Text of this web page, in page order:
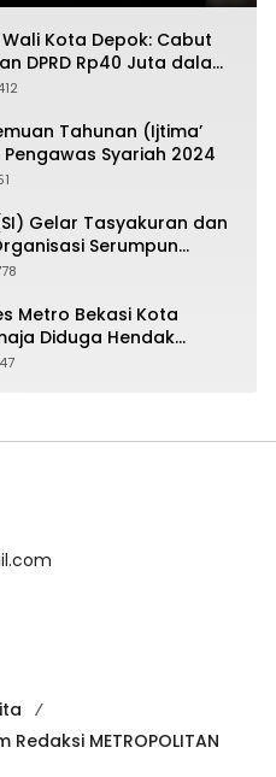
Kota Depok: Cabut
DPRD Rp40 Juta dalam
Aksi Rakyat
Tahunan (Ijtima’
Syariah 2024
Gelar Tasyakuran dan
Serumpun
Metro Bekasi Kota
Diduga Hendak
METROPOLITAN